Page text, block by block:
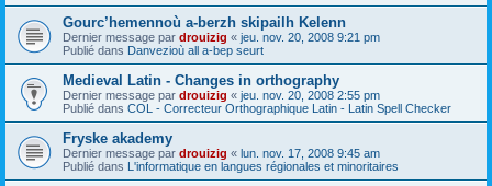
Gourc’hemennoù a-berzh skipailh Kelenn
Dernier message par drouizig « jeu. nov. 20, 2008 9:21 pm
Publié dans Danvezioù all a-bep seurt
Medieval Latin - Changes in orthography
Dernier message par drouizig « jeu. nov. 20, 2008 2:55 pm
Publié dans COL - Correcteur Orthographique Latin - Latin Spell Checker
Fryske akademy
Dernier message par drouizig « lun. nov. 17, 2008 9:45 am
Publié dans L'informatique en langues régionales et minoritaires